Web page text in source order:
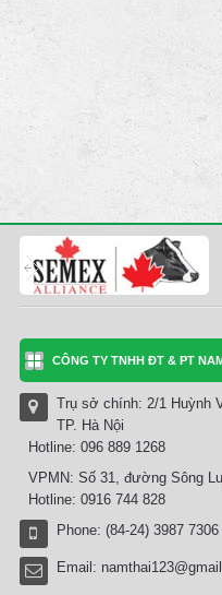
CÔNG TY TNHH ĐT & PT
Trụ sở chính: 2/1 Huỳnh
TP. Hà Nội
Hotline: 096 889 1268
VPMN: Số 31, đường Sông
Hotline: 0916 744 828
Phone: (84-24) 3987
Email: